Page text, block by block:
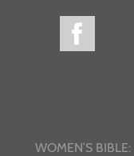
WOMEN’S